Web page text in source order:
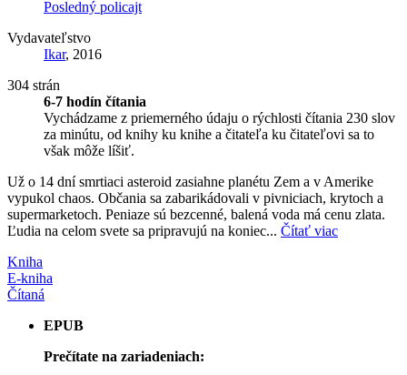
Posledný policajt
Vydavateľstvo
Ikar, 2016
304 strán
6-7 hodín čítania
Vychádzame z priemerného údaju o rýchlosti čítania 230 slov
za minútu, od knihy ku knihe a čitateľa ku čitateľovi sa to
však môže líšiť.
Už o 14 dní smrtiaci asteroid zasiahne planétu Zem a v Amerike
vypukol chaos. Občania sa zabarikádovali v pivniciach, krytoch a
supermarketoch. Peniaze sú bezcenné, balená voda má cenu zlata.
Ľudia na celom svete sa pripravujú na koniec... Čítať viac
Kniha
E-kniha
Čítaná
EPUB
Prečítate na zariadeniach: